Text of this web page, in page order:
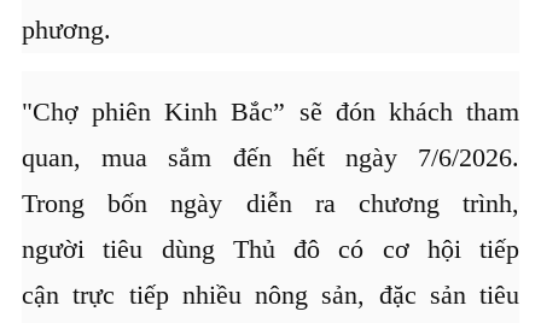
phương.
"Chợ phiên Kinh Bắc” sẽ đón khách tham
quan, mua sắm đến hết ngày 7/6/2026.
Trong bốn ngày diễn ra chương trình,
người tiêu dùng Thủ đô có cơ hội tiếp
cận trực tiếp nhiều nông sản, đặc sản tiêu